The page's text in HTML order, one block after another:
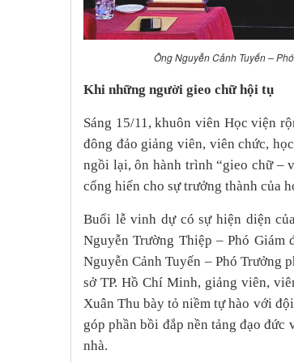
Ông Nguyễn Cảnh Tuyến –
Khi những người gieo chữ hội tụ
Sáng 15/11, khuôn viên Học viện
đông đảo giảng viên, viên chức,
ngồi lại, ôn hành trình “gieo chữ –
cống hiến cho sự trưởng thành của
Buổi lễ vinh dự có sự hiện diện
Nguyễn Trường Thiệp – Phó
Nguyễn Cảnh Tuyến – Phó Trưởng
sở TP. Hồ Chí Minh, giảng viên,
Xuân Thu bày tỏ niềm tự hào với
góp phần bồi đắp nền tảng đạo
nhà.